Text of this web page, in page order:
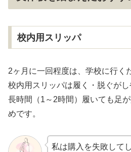
校内用スリッパ
2ヶ月に一回程度は、学校に行く
校内用スリッパは履く・脱ぐがし
長時間（1～2時間）履いても足
めです。
私は購入を失敗して